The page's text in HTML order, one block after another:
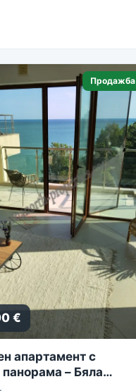
Продажба
€
апартамент с
– Бяла
комплекс Golf Coast